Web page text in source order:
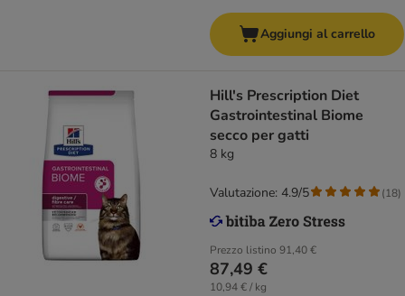
Aggiungi al carrello
Hill's Prescription Diet
Gastrointestinal Biome
secco per gatti
8 kg
Prezzo listino 91,40 €
87,49 €
10,94 € / kg
Valutazione: 4.9/5 (18)